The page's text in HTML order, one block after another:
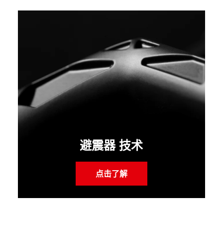
避震器 技术
点击了解